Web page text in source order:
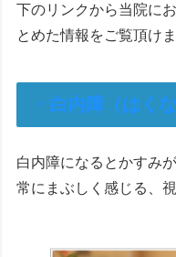
下のリンクから当院に
とめた情報をご覧頂け
・ 白内障（はく
白内障になるとかすみ
常にまぶしく感じる、